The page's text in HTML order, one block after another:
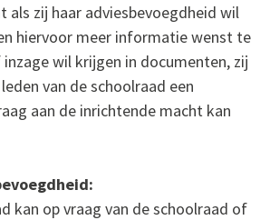
als zij haar adviesbevoegdheid wil
hiervoor meer informatie wenst te
wil krijgen in documenten, zij
van de schoolraad een
aan de inrichtende macht kan
kan op vraag van de schoolraad of